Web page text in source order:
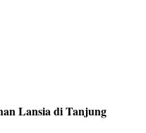
Lansia di Tanjung